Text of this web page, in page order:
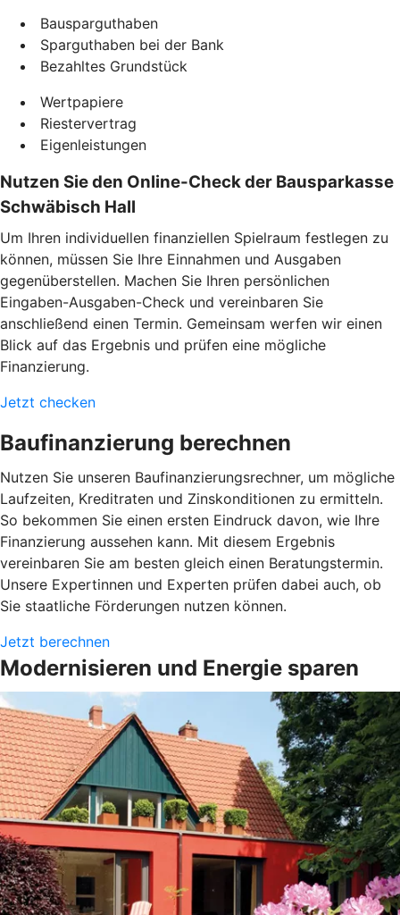
Bausparguthaben
Sparguthaben bei der Bank
Bezahltes Grundstück
Wertpapiere
Riestervertrag
Eigenleistungen
Nutzen Sie den Online-Check der Bausparkasse
Schwäbisch Hall
Um Ihren individuellen finanziellen Spielraum festlegen zu
können, müssen Sie Ihre Einnahmen und Ausgaben
gegenüberstellen. Machen Sie Ihren persönlichen
Eingaben-Ausgaben-Check und vereinbaren Sie
anschließend einen Termin. Gemeinsam werfen wir einen
Blick auf das Ergebnis und prüfen eine mögliche
Finanzierung.
Jetzt checken
Baufinanzierung berechnen
Nutzen Sie unseren Baufinanzierungsrechner, um mögliche
Laufzeiten, Kreditraten und Zinskonditionen zu ermitteln.
So bekommen Sie einen ersten Eindruck davon, wie Ihre
Finanzierung aussehen kann. Mit diesem Ergebnis
vereinbaren Sie am besten gleich einen Beratungstermin.
Unsere Expertinnen und Experten prüfen dabei auch, ob
Sie staatliche Förderungen nutzen können.
Jetzt berechnen
Modernisieren und Energie sparen